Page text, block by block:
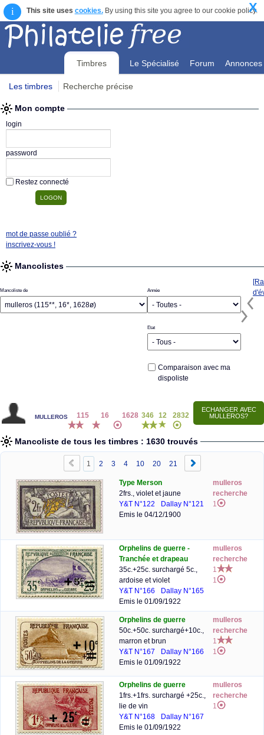
i This site uses cookies.By using this site you agree to our cookie policy.
X
Timbres Le Spécialisé Forum Annonces
Les timbres Recherche précise
Mon compte
login
password
Restez connecté
mot de passe oublié ?
inscrivez-vous !
Mancolistes
Mancoliste de Année
Etat
Comparaison avec ma
dispoliste
mulleros 115 16 1628 346 12 2832
Mancoliste de tous les timbres : 1630 trouvés
1 2 3 4 10 20 21
Type Merson
2frs., violet et jaune
Y&T N°122
Dallay N°121
Emis le 04/12/1900
mulleros
recherche
1
Orphelins de guerre -
Tranchée et drapeau
35c.+25c. surchargé 5c.,
ardoise et violet
Y&T N°166
Dallay N°165
Emis le 01/09/1922
mulleros
recherche
1
1
Orphelins de guerre
50c.+50c. surchargé+10c.,
marron et brun
Y&T N°167
Dallay N°166
Emis le 01/09/1922
mulleros
recherche
1
1
Orphelins de guerre
1frs.+1frs. surchargé +25c.,
lie de vin
Y&T N°168
Dallay N°167
Emis le 01/09/1922
mulleros
recherche
1